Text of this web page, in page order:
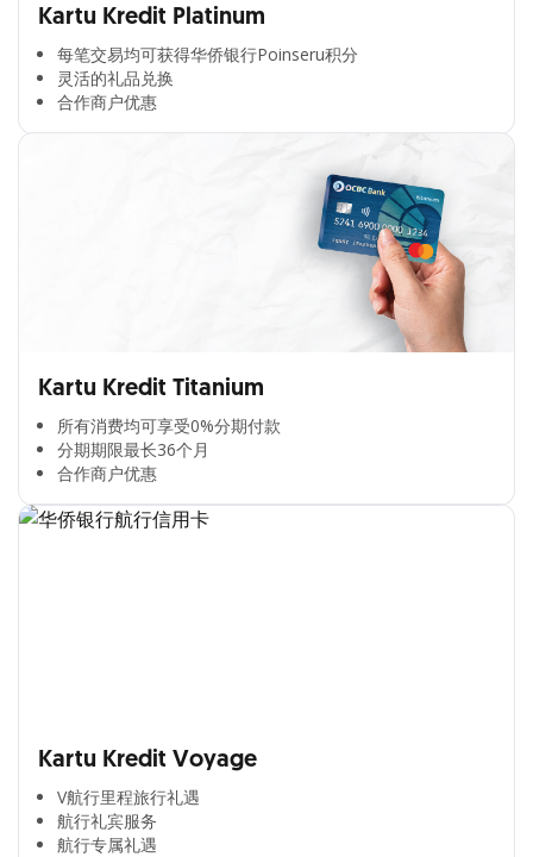
Kartu Kredit Platinum
每笔交易均可获得华侨银行Poinseru积分​
灵活的礼品兑换​
合作商户优惠​
Kartu Kredit Titanium
所有消费均可享受0%分期付款​
分期期限最长36个月​
合作商户优惠​
Kartu Kredit Voyage
V航行里程旅行礼遇
航行礼宾服务
航行专属礼遇